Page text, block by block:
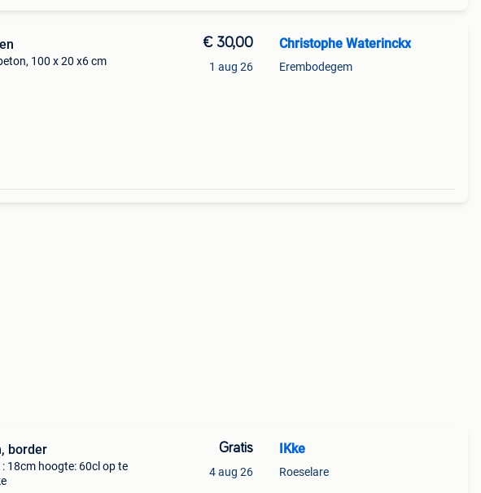
100 x 20 x6 cm
€ 30,00
1 aug 26
Christophe Waterinckx
Erembodegem
border
18cm hoogte: 60cl op te
Gratis
4 aug 26
IKke
Roeselare